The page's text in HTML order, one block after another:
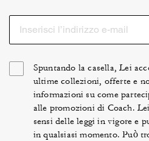
Spuntando la casella, Lei
ultime collezioni, offerte e
informazioni su come
alle promozioni di Coach.
sensi delle leggi in vigore e
in qualsiasi momento. Può